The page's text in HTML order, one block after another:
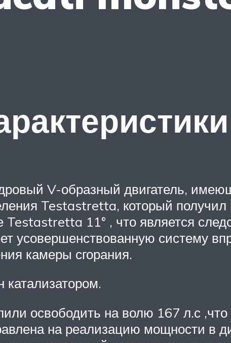
V-образный двигатель,
Testastretta, который получил
11° , что является
усовершенствованную систему
камеры сгорания.
освободить на волю 167 л.с
на реализацию мощности в